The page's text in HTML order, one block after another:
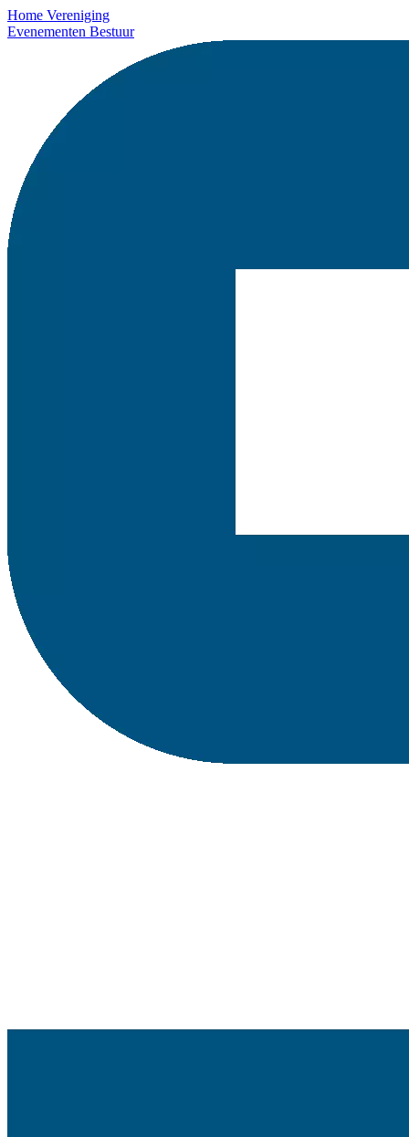
Home Vereniging
Evenementen Bestuur